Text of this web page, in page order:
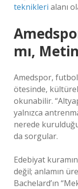
teknikleri alanı
mı,
Amedspor, futbol
ötesinde, kültürel
okunabilir.
yalnızca
nerede
da sorgular.
Edebiyat
değil; anlamın
Bachelard’ın